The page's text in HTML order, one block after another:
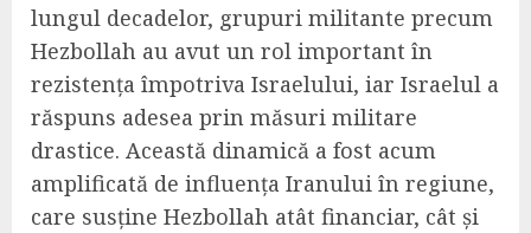
lungul decadelor, grupuri militante precum
Hezbollah au avut un rol important în
rezistența împotriva Israelului, iar Israelul a
răspuns adesea prin măsuri militare
drastice. Această dinamică a fost acum
amplificată de influența Iranului în regiune,
care susține Hezbollah atât financiar, cât și